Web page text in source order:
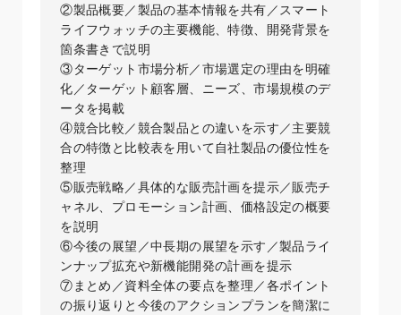
②製品概要／製品の基本情報を共有／スマート
ライフウォッチの主要機能、特徴、開発背景を
箇条書きで説明
③ターゲット市場分析／市場選定の理由を明確
化／ターゲット顧客層、ニーズ、市場規模のデ
ータを掲載
④競合比較／競合製品との違いを示す／主要競
合の特徴と比較表を用いて自社製品の優位性を
整理
⑤販売戦略／具体的な販売計画を提示／販売チ
ャネル、プロモーション計画、価格設定の概要
を説明
⑥今後の展望／中長期の展望を示す／製品ライ
ンナップ拡充や新機能開発の計画を提示
⑦まとめ／資料全体の要点を整理／各ポイント
の振り返りと今後のアクションプランを簡潔に